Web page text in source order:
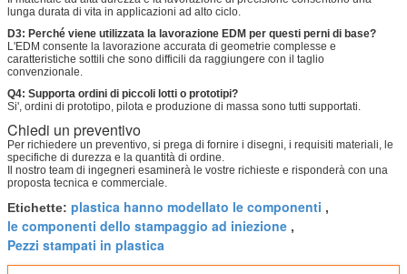
lunga durata di vita in applicazioni ad alto ciclo.
D3: Perché viene utilizzata la lavorazione EDM per questi perni di base?
L'EDM consente la lavorazione accurata di geometrie complesse e
caratteristiche sottili che sono difficili da raggiungere con il taglio
convenzionale.
Q4: Supporta ordini di piccoli lotti o prototipi?
Si', ordini di prototipo, pilota e produzione di massa sono tutti supportati.
Chiedi un preventivo
Per richiedere un preventivo, si prega di fornire i disegni, i requisiti materiali, le
specifiche di durezza e la quantità di ordine.
Il nostro team di ingegneri esaminerà le vostre richieste e risponderà con una
proposta tecnica e commerciale.
Etichette: plastica hanno modellato le componenti ,
le componenti dello stampaggio ad iniezione ,
Pezzi stampati in plastica